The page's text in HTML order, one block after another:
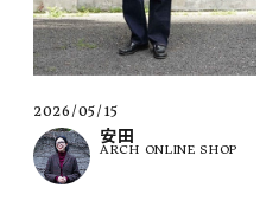
2026/05/15
安田
ARCH ONLINE SHOP